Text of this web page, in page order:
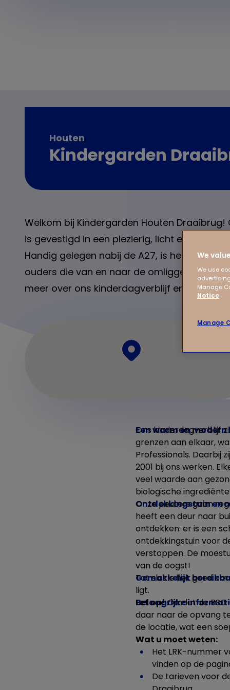
Houten
Kindergarden
Welkom bij Kindergarden Houten
is gevestigd in een plezierig, licht en modern
Handig gelegen nabij de A27, is het
ouders die van en naar de omliggende
meer over ons kinderdagverblijf en wat we
Een warm en
Ons kinderdagverblijf
grenzen aan elkaar,
Professionals. Daarbij
2001 bij ons werken.
veel waarde aan
biologische
Ontdekkingstuin en
Onze peuters gaan
heeft een deur naar
ontdekken: er is een
ontdekkingstuin voor
verstoppen. De
van de oogst!
Gemakkelijk
Tot slot is het goed
ligt.
Belangrijke
Let op!Omdat de
daar naar de opvang
de locatie, wat een
Wat u moet weten:
Het LRK-nummer
vinden op de
De tarieven voor
We
We use
Manage
Notice
Manage